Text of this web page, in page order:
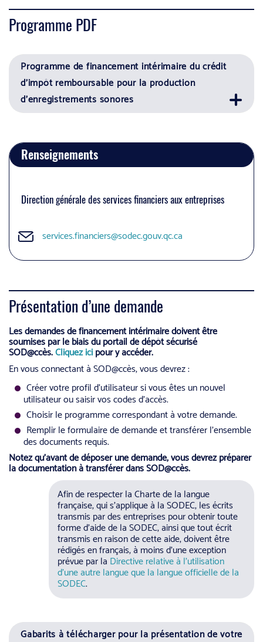
Programme PDF
Programme de financement intérimaire du crédit
d'impôt remboursable pour la production
d'enregistrements sonores
Renseignements
Direction générale des services financiers aux entreprises
services.financiers@sodec.gouv.qc.ca
Présentation d’une demande
Les demandes de financement intérimaire doivent être
soumises par le biais du portail de dépôt sécurisé
SOD@ccès.Cliquez icipour y accéder.
En vous connectant à SOD@ccès, vous devrez :
Créer votre profil d’utilisateur si vous êtes un nouvel
utilisateur ou saisir vos codes d’accès.
Choisir le programme correspondant à votre demande.
Remplir le formulaire de demande et transférer l’ensemble
des documents requis.
Notez qu’avant de déposer une demande, vous devrez préparer
la documentation à transférer dans SOD@ccès.
Afin de respecter la Charte de la langue
française, qui s’applique à la SODEC, les écrits
transmis par des entreprises pour obtenir toute
forme d’aide de la SODEC, ainsi que tout écrit
transmis en raison de cette aide, doivent être
rédigés en français, à moins d’une exception
prévue par la Directive relative à l’utilisation
d’une autre langue que la langue officielle de la
SODEC.
Gabarits à télécharger pour la présentation de votre